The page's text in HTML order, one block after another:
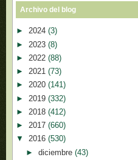
Archivo del blog
► 2024 (3)
► 2023 (8)
► 2022 (88)
► 2021 (73)
► 2020 (141)
► 2019 (332)
► 2018 (412)
► 2017 (660)
▼ 2016 (530)
► diciembre (43)